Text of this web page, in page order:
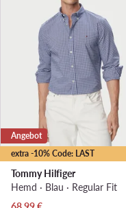
extra -10% Code: LAST
Angebot
Tommy Hilfiger
Hemd · Blau · Regular Fit